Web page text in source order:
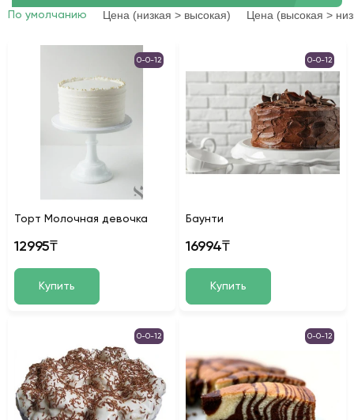
По умолчанию Цена (низкая > высокая) Цена (высокая >
0-0-12
Торт Молочная девочка
12995₸
Купить
0-0-12
Баунти
16994₸
Купить
0-0-12 0-0-12